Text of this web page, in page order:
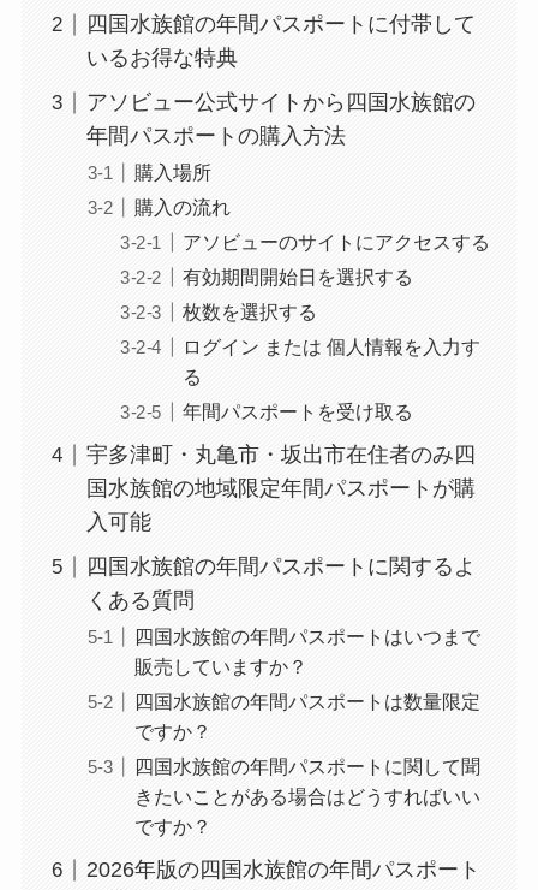
四国水族館の年間パスポートに付帯して
いるお得な特典
アソビュー公式サイトから四国水族館の
年間パスポートの購入方法
購入場所
購入の流れ
アソビューのサイトにアクセスする
有効期間開始日を選択する
枚数を選択する
ログイン または 個人情報を入力す
る
年間パスポートを受け取る
宇多津町・丸亀市・坂出市在住者のみ四
国水族館の地域限定年間パスポートが購
入可能
四国水族館の年間パスポートに関するよ
くある質問
四国水族館の年間パスポートはいつまで
販売していますか？
四国水族館の年間パスポートは数量限定
ですか？
四国水族館の年間パスポートに関して聞
きたいことがある場合はどうすればいい
ですか？
2026年版の四国水族館の年間パスポート